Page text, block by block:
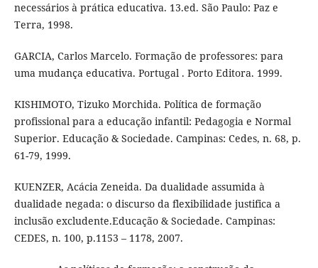
necessários à prática educativa. 13.ed. São Paulo: Paz e
Terra, 1998.
GARCIA, Carlos Marcelo. Formação de professores: para
uma mudança educativa. Portugal . Porto Editora. 1999.
KISHIMOTO, Tizuko Morchida. Política de formação
profissional para a educação infantil: Pedagogia e Normal
Superior. Educação & Sociedade. Campinas: Cedes, n. 68, p.
61-79, 1999.
KUENZER, Acácia Zeneida. Da dualidade assumida à
dualidade negada: o discurso da flexibilidade justifica a
inclusão excludente.Educação & Sociedade. Campinas:
CEDES, n. 100, p.1153 – 1178, 2007.